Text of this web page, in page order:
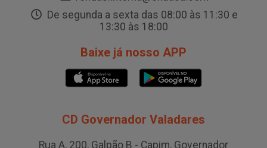
De segunda a sexta das 08:00 às 11:30 e
13:30 às 18:00
Baixe já nosso APP
CD Governador Valadares
Rua A, 200, Galpão B - Capim, Governador